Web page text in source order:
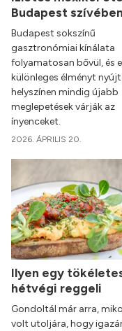
Budapest szívében
Budapest sokszínű
gasztronómiai kínálata
folyamatosan bővül, és
különleges élményt
helyszínen mindig újabb
meglepetések várják az
ínyenceket.
2026. ÁPRILIS 20.
Ilyen egy
hétvégi reggeli
Gondoltál már arra,
volt utoljára, hogy